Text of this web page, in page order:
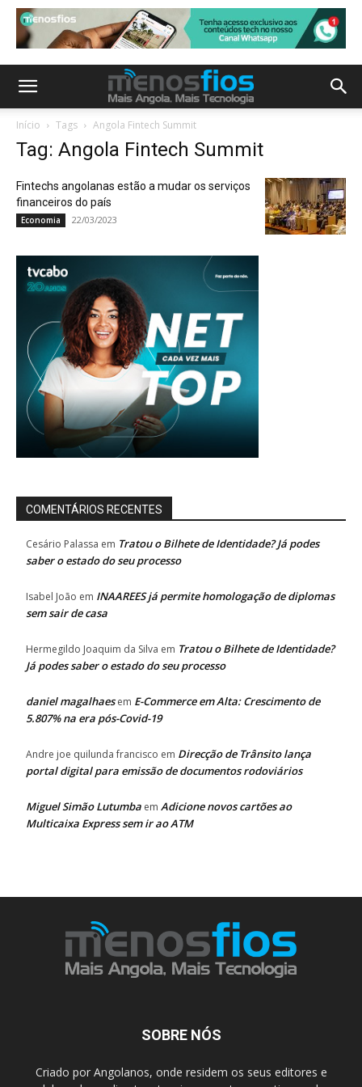
Início Tags Angola Fintech Summit
Tag: Angola Fintech Summit
Fintechs angolanas estão a mudar os serviços
financeiros do país
Economia 22/03/2023
COMENTÁRIOS RECENTES
Cesário Palassa em Tratou o Bilhete de Identidade? Já podes
saber o estado do seu processo
Isabel João em INAAREES já permite homologação de diplomas
sem sair de casa
Hermegildo Joaquim da Silva em Tratou o Bilhete de Identidade?
Já podes saber o estado do seu processo
daniel magalhaesem E-Commerce em Alta: Crescimento de
5.807% na era pós-Covid-19
Andre joe quilunda francisco em Direcção de Trânsito lança
portal digital para emissão de documentos rodoviários
Miguel Simão Lutumba em Adicione novos cartões ao
Multicaixa Express sem ir ao ATM
SOBRE NÓS
Criado por Angolanos, onde residem os seus editores e